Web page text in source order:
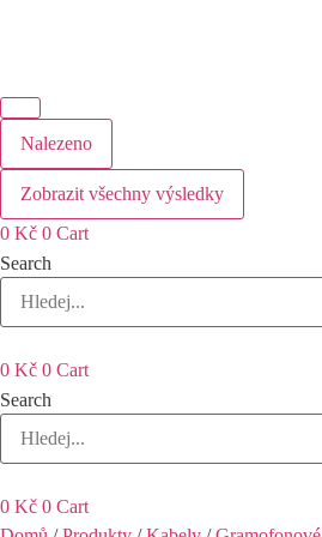
Nalezeno
Zobrazit všechny výsledky
0 Kč 0 Cart
Search
0 Kč 0 Cart
Search
0 Kč 0 Cart